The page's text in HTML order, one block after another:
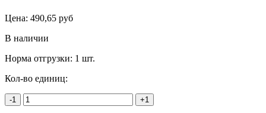
Цена: 490,65 руб
В наличии
Норма отгрузки: 1 шт.
Кол-во единиц:
-1 +1